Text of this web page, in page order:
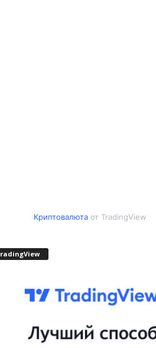
Криптовалютаот TradingView